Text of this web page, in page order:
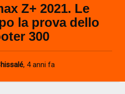
Z+ 2021. Le
la prova dello
300
, 4 anni fa